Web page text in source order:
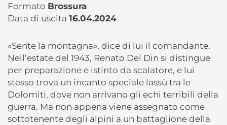
Formato Brossura
Data di uscita 16.04.2024
«Sente la montagna», dice di lui il comandante.
Nell’estate del 1943, Renato Del Din si distingue
per preparazione e istinto da scalatore, e lui
stesso trova un incanto speciale lassù tra le
Dolomiti, dove non arrivano gli echi terribili della
guerra. Ma non appena viene assegnato come
sottotenente degli alpini a un battaglione della